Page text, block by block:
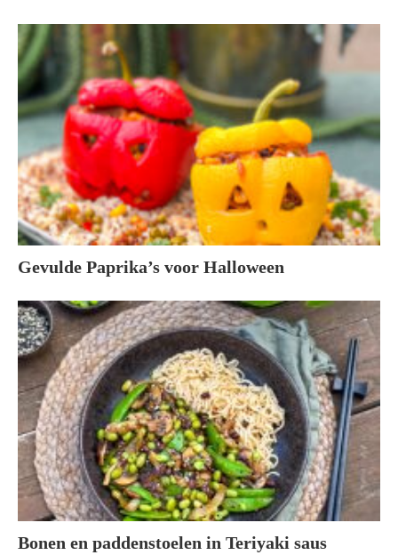
Gevulde Paprika’s voor Halloween
Bonen en paddenstoelen in Teriyaki saus